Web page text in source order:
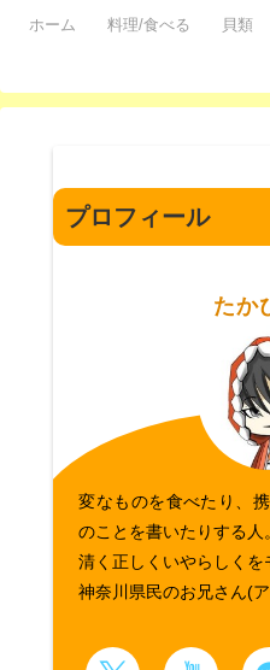
ホーム 料理/食べる 貝類
プロフィール
たか
変なものを食べたり、
のことを書いたりする人
清く正しくいやらしくを
神奈川県民のお兄さん(ア